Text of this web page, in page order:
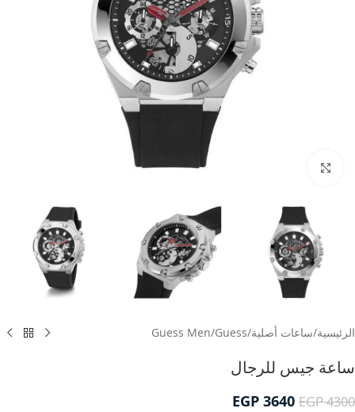
الرئيسية/ساعات أصلية/
Guess
/
Guess Men
ساعة جيس للرجال
EGP4300
EGP 3640